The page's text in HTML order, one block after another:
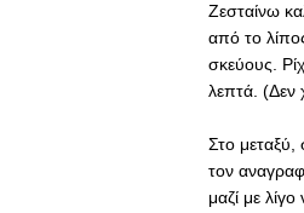
Ζεσταίνω
από το
σκεύους.
λεπτά. (Δεν
Στο μεταξύ,
τον
μαζί με